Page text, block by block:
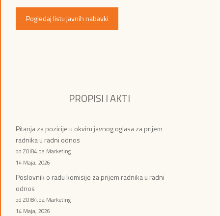
Pogledaj listu javnih nabavki
PROPISI I AKTI
Pitanja za pozicije u okviru javnog oglasa za prijem
radnika u radni odnos
od ZOI84.ba Marketing
14 Maja, 2026
Poslovnik o radu komisije za prijem radnika u radni
odnos
od ZOI84.ba Marketing
14 Maja, 2026